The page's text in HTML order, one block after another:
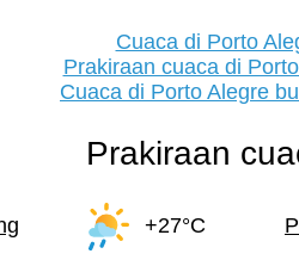
Cuaca di Porto
Prakiraan cuaca di
Cuaca di Porto Alegre
Prakiraan
+27°C